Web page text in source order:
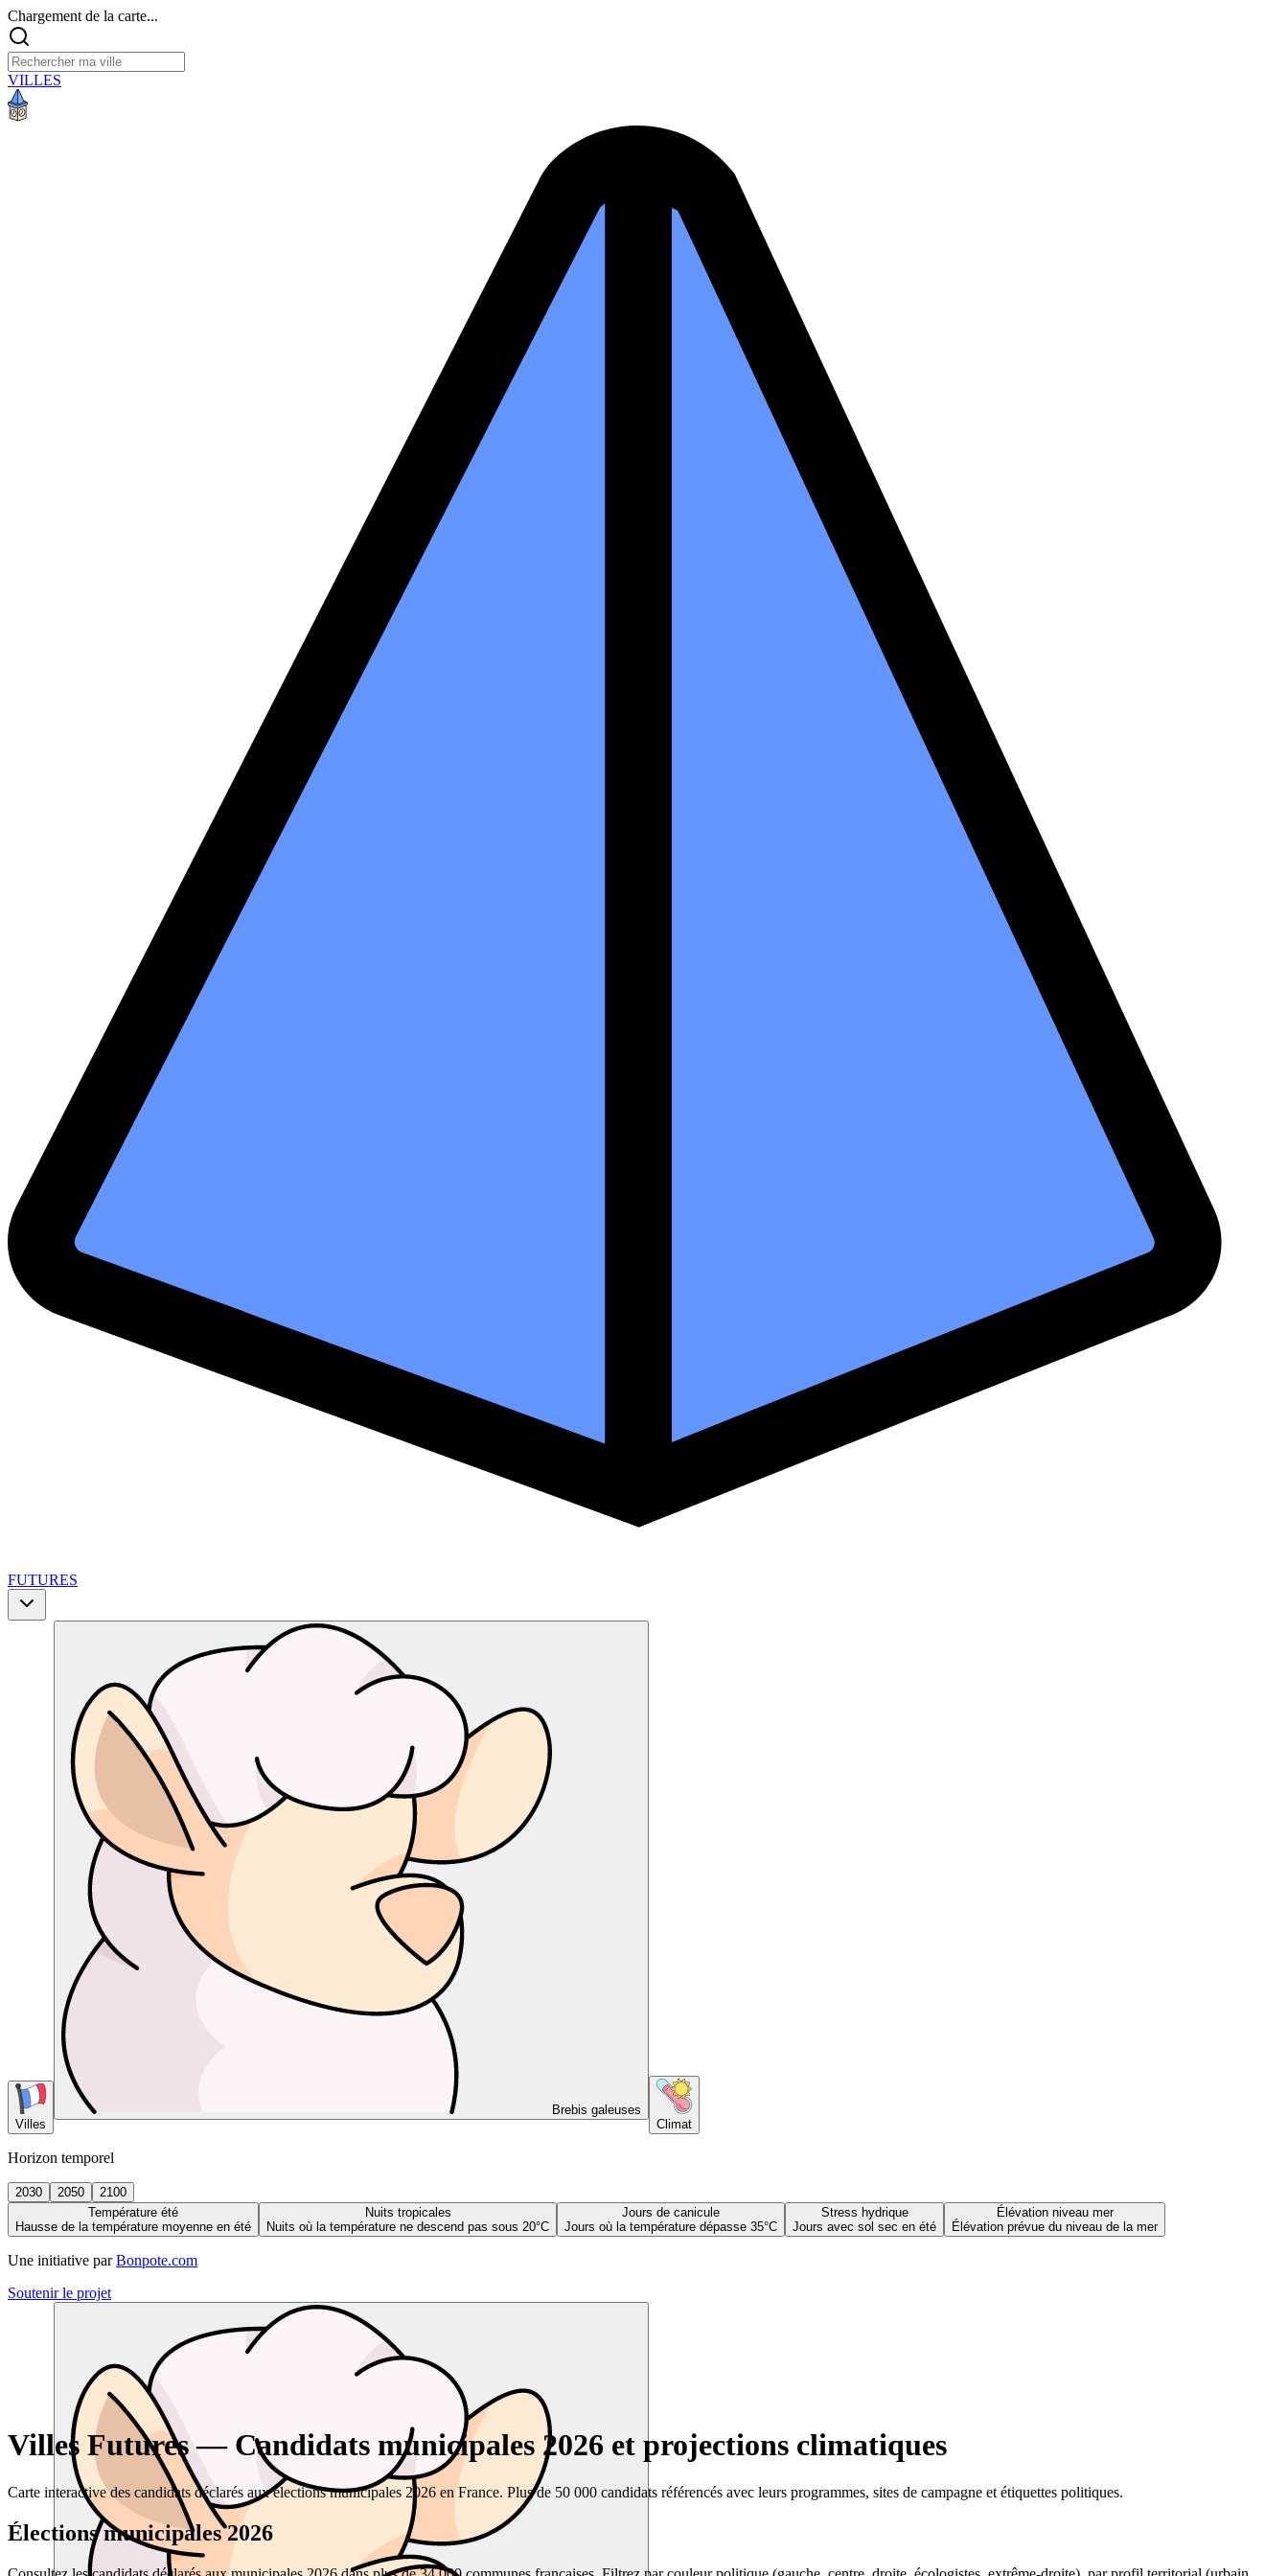
Chargement de la carte...
VILLES
FUTURES
Villes
Brebis galeuses
Climat
Horizon temporel
2030 2050
2100
Température été
Hausse de la température moyenne en été
Nuits tropicales
Nuits où la température ne descend pas sous 20°C
Jours de canicule
Jours où la température dépasse 35°C
Stress hydrique
Jours avec sol sec en été
Élévation niveau mer
Élévation prévue du niveau de la mer
Une initiative par Bonpote.com
Soutenir le projet
Villes Futures — Candidats municipales 2026 et projections climatiques
Carte interactive des candidats déclarés aux élections municipales 2026 en France. Plus de 50 000 candidats référencés avec leurs programmes, sites de campagne et étiquettes politiques.
Élections municipales 2026